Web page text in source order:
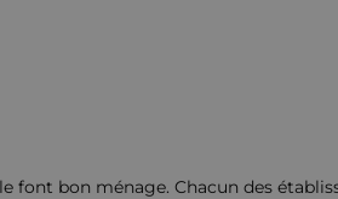
bon ménage. Chacun des